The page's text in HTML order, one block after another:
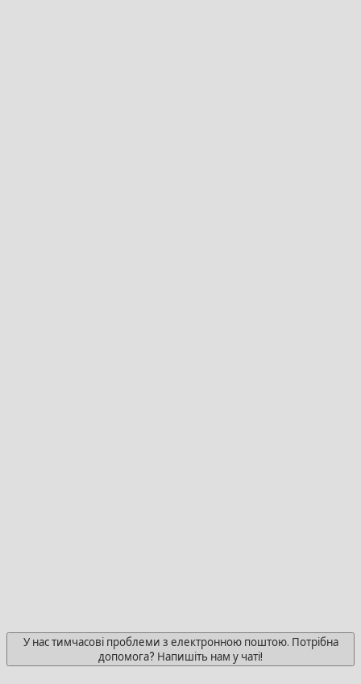
У нас тимчасові проблеми з електронною поштою. Потрібна
допомога? Напишіть нам у чаті!